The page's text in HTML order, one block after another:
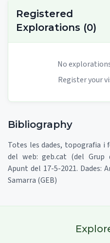
Registered
Explorations (0)
No
Register your
Bibliography
Totes les dades, topografia
del web: geb.cat (del Grup
Apunt del 17-5-2021. Dades:
Samarra (GEB)